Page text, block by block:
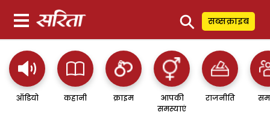
⚲ सब्सक्राइब
ऑडियो कहानी क्राइम
आपकी
समस्याएं
राजनीति